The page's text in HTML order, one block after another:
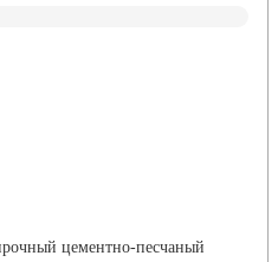
цементно-песчаный